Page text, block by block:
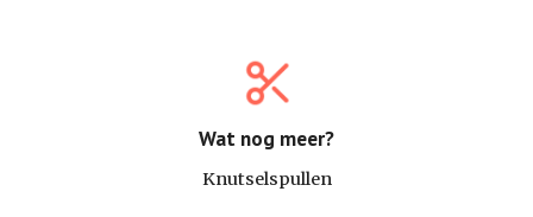
Wat nog meer?
Knutselspullen